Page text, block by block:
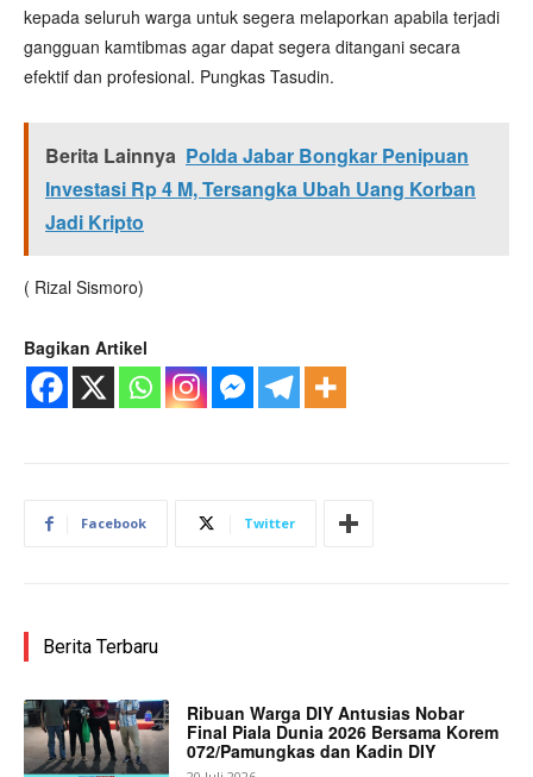
kepada seluruh warga untuk segera melaporkan apabila terjadi
gangguan kamtibmas agar dapat segera ditangani secara
efektif dan profesional. Pungkas Tasudin.
Berita Lainnya Polda Jabar Bongkar Penipuan
Investasi Rp 4 M, Tersangka Ubah Uang Korban
Jadi Kripto
( Rizal Sismoro)
Bagikan Artikel
Facebook Twitter
Berita Terbaru
Ribuan Warga DIY Antusias Nobar
Final Piala Dunia 2026 Bersama Korem
072/Pamungkas dan Kadin DIY